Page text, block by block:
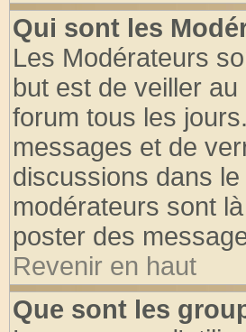
Qui sont les
Les Modérateurs
but est de veiller
forum tous les
messages et de
discussions dans
modérateurs sont
poster des
Revenir en haut
Que sont les